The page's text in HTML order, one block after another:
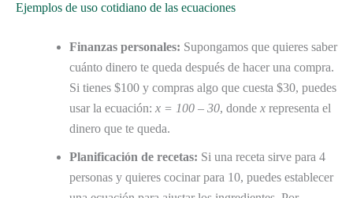
Ejemplos de uso cotidiano de las ecuaciones
Finanzas personales: Supongamos que quieres saber
cuánto dinero te queda después de hacer una compra.
Si tienes $100 y compras algo que cuesta $30, puedes
usar la ecuación: x = 100 – 30, donde x representa el
dinero que te queda.
Planificación de recetas: Si una receta sirve para 4
personas y quieres cocinar para 10, puedes establecer